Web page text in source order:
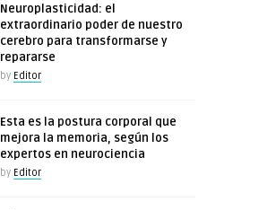
Neuroplasticidad: el
extraordinario poder de nuestro
cerebro para transformarse y
repararse
by Editor
Esta es la postura corporal que
mejora la memoria, según los
expertos en neurociencia
by Editor